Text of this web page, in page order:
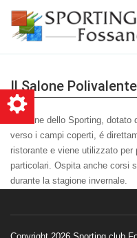
Il Salone Polivalente
Il salone dello Sporting,
verso i campi coperti, é
ristorante e viene utilizzato
particolari. Ospita anche corsi
durante la stagione invernale.